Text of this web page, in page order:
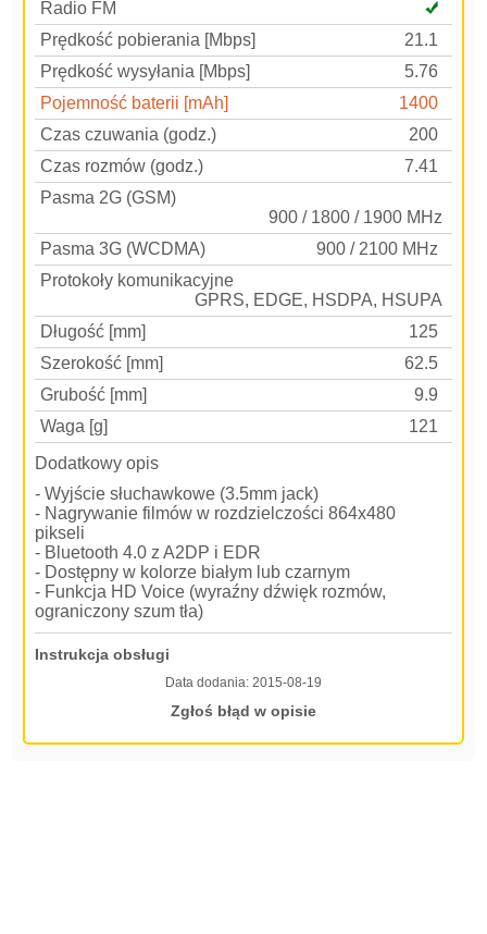
Radio FM
Prędkość pobierania [Mbps]
21.1
Prędkość wysyłania [Mbps]
5.76
Pojemność baterii [mAh]
1400
Czas czuwania (godz.)
200
Czas rozmów (godz.)
7.41
Pasma 2G (GSM)
900 / 1800 / 1900 MHz
Pasma 3G (WCDMA)
900 / 2100 MHz
Protokoły komunikacyjne
GPRS, EDGE, HSDPA, HSUPA
Długość [mm]
125
Szerokość [mm]
62.5
Grubość [mm]
9.9
Waga [g]
121
Dodatkowy opis
- Wyjście słuchawkowe (3.5mm jack)
- Nagrywanie filmów w rozdzielczości 864x480
pikseli
- Bluetooth 4.0 z A2DP i EDR
- Dostępny w kolorze białym lub czarnym
- Funkcja HD Voice (wyraźny dźwięk rozmów,
ograniczony szum tła)
Instrukcja obsługi
Data dodania: 2015-08-19
Zgłoś błąd w opisie